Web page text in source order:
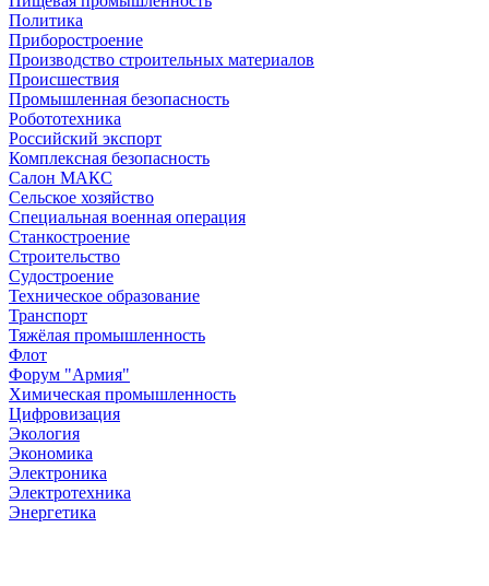
Политика
Приборостроение
Производство строительных материалов
Происшествия
Промышленная безопасность
Робототехника
Российский экспорт
Комплексная безопасность
Салон МАКС
Сельское хозяйство
Специальная военная операция
Станкостроение
Строительство
Судостроение
Техническое образование
Транспорт
Тяжёлая промышленность
Флот
Форум "Армия"
Химическая промышленность
Цифровизация
Экология
Экономика
Электроника
Электротехника
Энергетика